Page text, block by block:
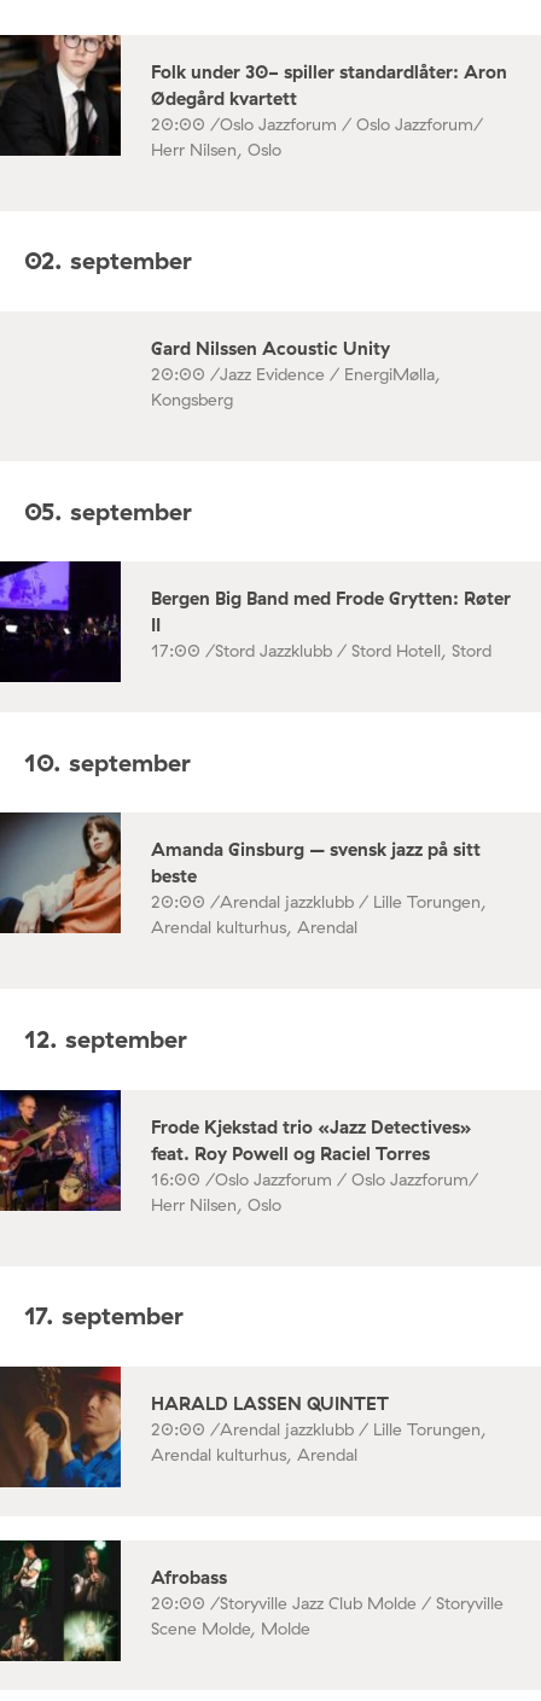
Folk under 30- spiller standardlåter: Aron
Ødegård kvartett
20:00 /Oslo Jazzforum / Oslo Jazzforum/
Herr Nilsen, Oslo
02. september
Gard Nilssen Acoustic Unity
20:00 /Jazz Evidence / EnergiMølla,
Kongsberg
05. september
Bergen Big Band med Frode Grytten: Røter
II
17:00 /Stord Jazzklubb / Stord Hotell, Stord
10. september
Amanda Ginsburg – svensk jazz på sitt
beste
20:00 /Arendal jazzklubb / Lille Torungen,
Arendal kulturhus, Arendal
12. september
Frode Kjekstad trio «Jazz Detectives»
feat. Roy Powell og Raciel Torres
16:00 /Oslo Jazzforum / Oslo Jazzforum/
Herr Nilsen, Oslo
17. september
HARALD LASSEN QUINTET
20:00 /Arendal jazzklubb / Lille Torungen,
Arendal kulturhus, Arendal
Afrobass
20:00 /Storyville Jazz Club Molde / Storyville
Scene Molde, Molde